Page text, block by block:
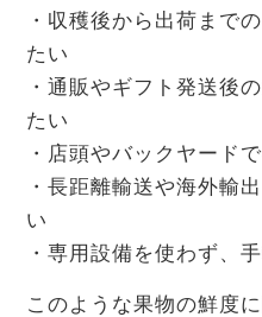
・収穫後から出荷まで
たい
・通販やギフト発送後
たい
・店頭やバックヤード
・長距離輸送や海外輸
い
・専用設備を使わず、
このような果物の鮮度